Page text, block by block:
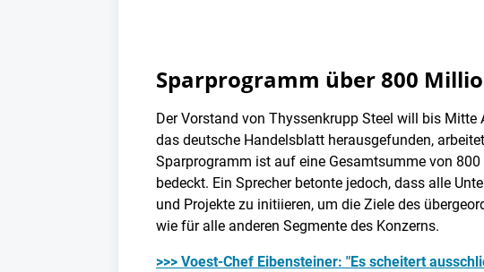
Sparprogramm über 800
Der Vorstand von Thyssenkrupp Steel will bis Mitte
das deutsche Handelsblatt herausgefunden,
Sparprogramm ist auf eine Gesamtsumme von
bedeckt. Ein Sprecher betonte jedoch, dass alle
und Projekte zu initiieren, um die Ziele des
wie für alle anderen Segmente des Konzerns.
>>> Voest-Chef Eibensteiner: "Es scheitert